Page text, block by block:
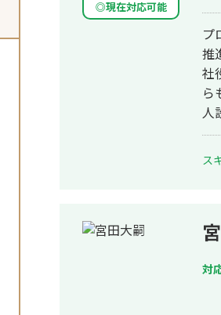
◎現在対応可能
プ
推
社
らも
人
・
ス
対